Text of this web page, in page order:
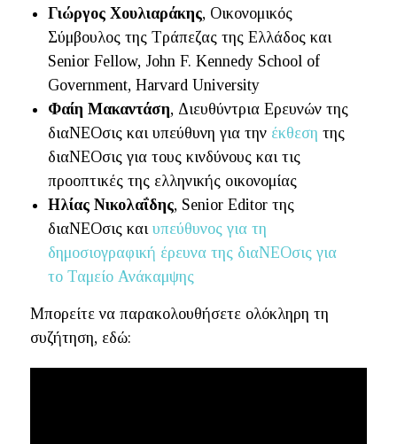
Γιώργος Χουλιαράκης, Οικονομικός
Σύμβουλος της Τράπεζας της Ελλάδος και
Senior Fellow, John F. Kennedy School of
Government, Harvard University
Φαίη Μακαντάση, Διευθύντρια Ερευνών της
διαΝΕΟσις και υπεύθυνη για την έκθεση της
διαΝΕΟσις για τους κινδύνους και τις
προοπτικές της ελληνικής οικονομίας
Ηλίας Νικολαΐδης, Senior Editor της
διαΝΕΟσις και υπεύθυνος για τη
δημοσιογραφική έρευνα της διαΝΕΟσις για
το Ταμείο Ανάκαμψης
Μπορείτε να παρακολουθήσετε ολόκληρη τη
συζήτηση, εδώ: